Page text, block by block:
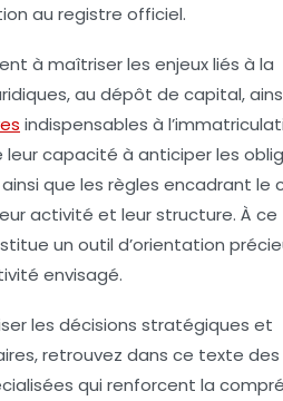
au registre officiel.
à maîtriser les enjeux liés à la
, au dépôt de capital,
indispensables à l’
leur capacité à anticiper les
que les règles encadrant le
activité et leur structure. À
un outil d’orientation
envisagé.
les décisions stratégiques et
retrouvez dans ce texte des
qui renforcent la